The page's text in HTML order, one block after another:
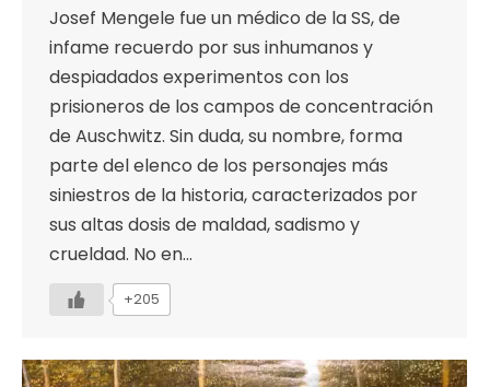
Josef Mengele fue un médico de la SS, de
infame recuerdo por sus inhumanos y
despiadados experimentos con los
prisioneros de los campos de concentración
de Auschwitz. Sin duda, su nombre, forma
parte del elenco de los personajes más
siniestros de la historia, caracterizados por
sus altas dosis de maldad, sadismo y
crueldad. No en…
+205